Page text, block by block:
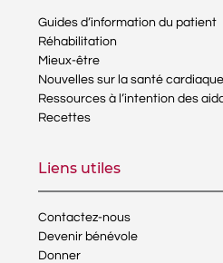
Guides d’information du patient
Réhabilitation
Mieux-être
Nouvelles sur la santé
Ressources à l’intention des
Recettes
Liens utiles
Contactez-nous
Devenir bénévole
Donner